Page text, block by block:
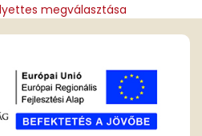
megválasztása